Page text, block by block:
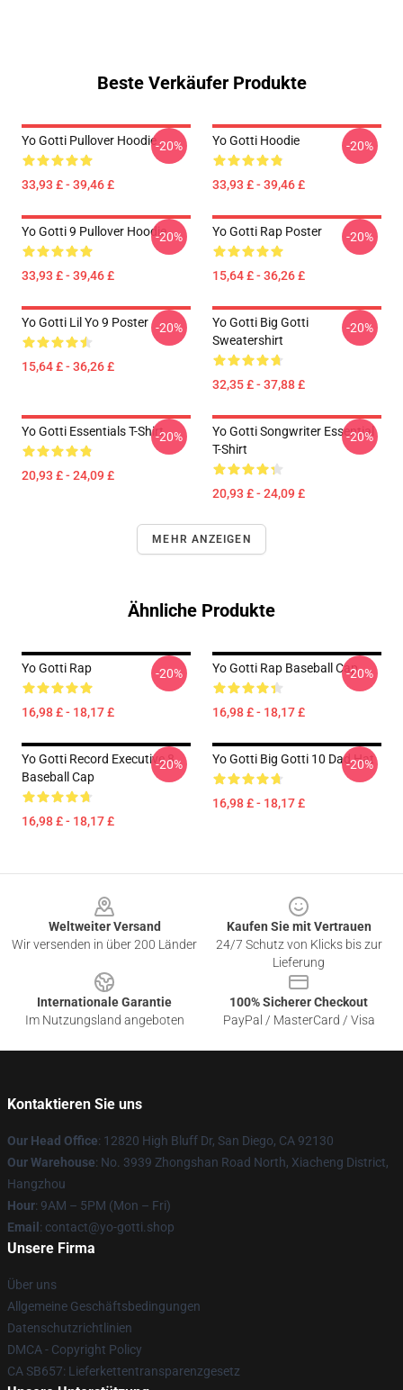
Beste Verkäufer Produkte
Yo Gotti Pullover Hoodie
33,93 £ - 39,46 £
-20% Yo Gotti Hoodie
33,93 £ - 39,46 £
-20%
Yo Gotti 9 Pullover Hoodie
33,93 £ - 39,46 £
-20% Yo Gotti Rap Poster
15,64 £ - 36,26 £
-20%
Yo Gotti Lil Yo 9 Poster
15,64 £ - 36,26 £
-20%
Yo Gotti Big Gotti
Sweatershirt
32,35 £ - 37,88 £
-20%
Yo Gotti Essentials T-Shirt
20,93 £ - 24,09 £
-20%
Yo Gotti Songwriter Essential
T-Shirt
20,93 £ - 24,09 £
-20%
MEHR ANZEIGEN
Ähnliche Produkte
Yo Gotti Rap
16,98 £ - 18,17 £
-20% Yo Gotti Rap Baseball Cap
16,98 £ - 18,17 £
-20%
Yo Gotti Record Executive 8
Baseball Cap
16,98 £ - 18,17 £
-20% Yo Gotti Big Gotti 10 Dad Hat
16,98 £ - 18,17 £
-20%
Weltweiter Versand
Wir versenden in über 200 Länder
Kaufen Sie mit Vertrauen
24/7 Schutz von Klicks bis zur
Lieferung
Internationale Garantie
Im Nutzungsland angeboten
100% Sicherer Checkout
PayPal / MasterCard / Visa
Kontaktieren Sie uns
Our Head Office: 12820 High Bluff Dr, San Diego, CA 92130
Our Warehouse: No. 3939 Zhongshan Road North, Xiacheng District,
Hangzhou
Hour: 9AM – 5PM (Mon – Fri)
Email : contact@yo-gotti.shop
Unsere Firma
Über uns
Allgemeine Geschäftsbedingungen
Datenschutzrichtlinien
DMCA - Copyright Policy
CA SB657: Lieferkettentransparenzgesetz